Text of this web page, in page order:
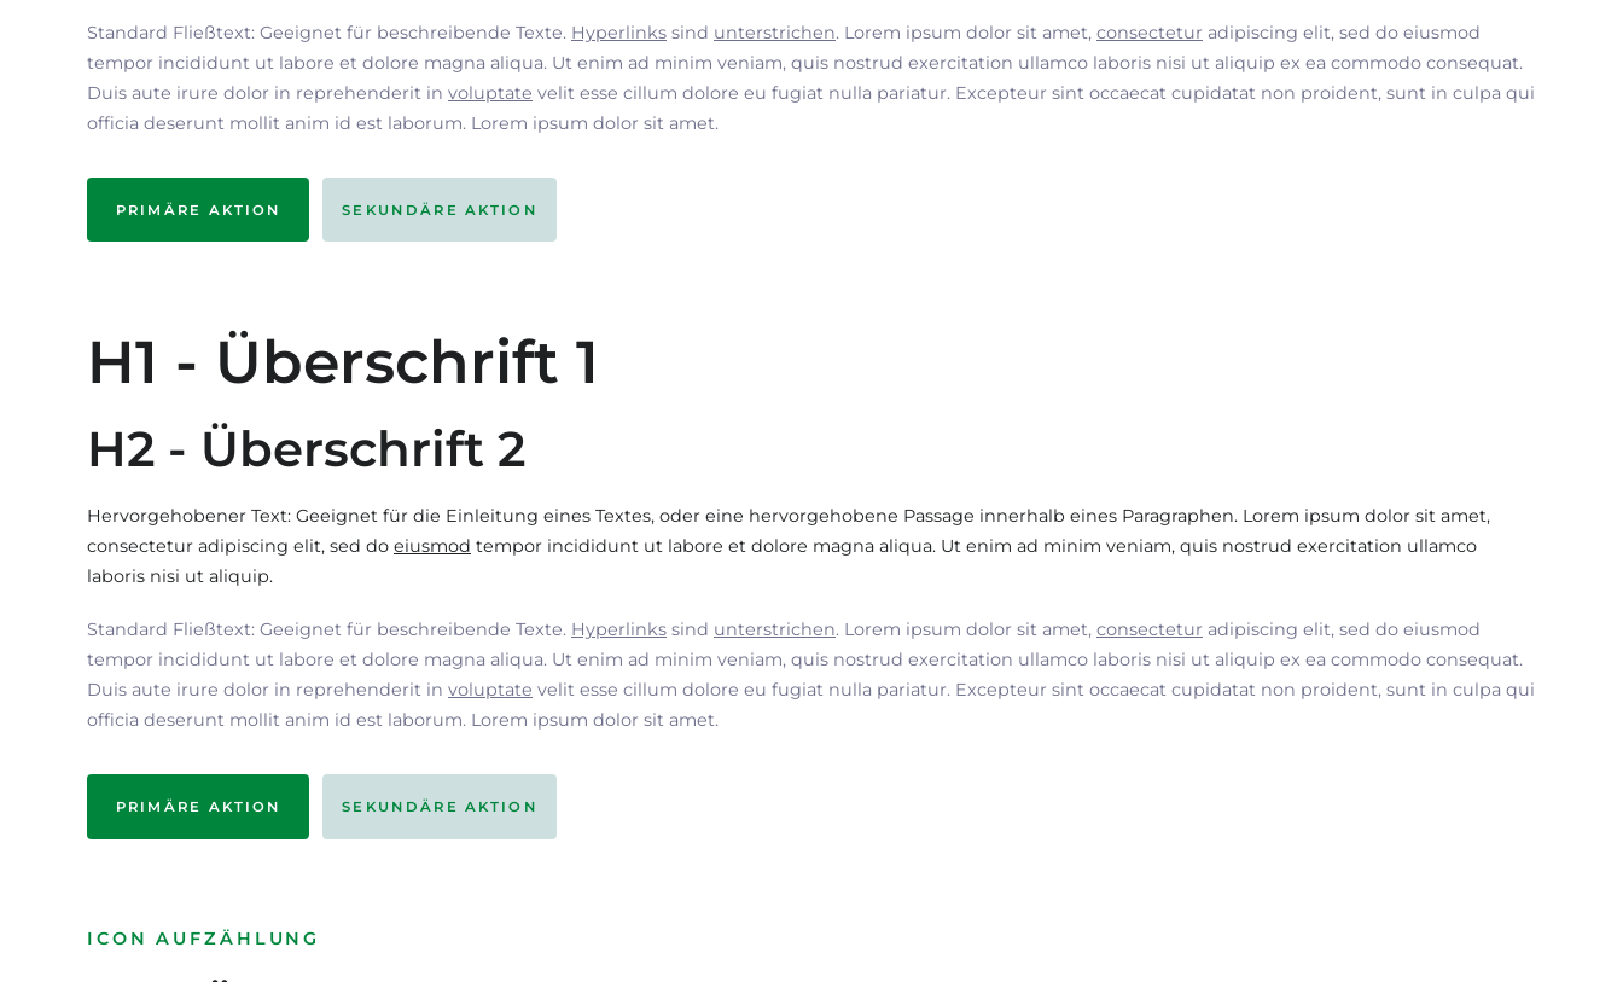
Standard Fließtext: Geeignet für beschreibende Texte. Hyperlinks sind unterstrichen. Lorem ipsum dolor sit amet, consectetur adipiscing elit, sed do eiusmod
tempor incididunt ut labore et dolore magna aliqua. Ut enim ad minim veniam, quis nostrud exercitation ullamco laboris nisi ut aliquip ex ea commodo consequat.
Duis aute irure dolor in reprehenderit in voluptate velit esse cillum dolore eu fugiat nulla pariatur. Excepteur sint occaecat cupidatat non proident, sunt in culpa qui
officia deserunt mollit anim id est laborum. Lorem ipsum dolor sit amet.
PRIMÄRE AKTION SEKUNDÄRE AKTION
H1 - Überschrift 1
H2 - Überschrift 2
Hervorgehobener Text: Geeignet für die Einleitung eines Textes, oder eine hervorgehobene Passage innerhalb eines Paragraphen. Lorem ipsum dolor sit amet,
consectetur adipiscing elit, sed do eiusmod tempor incididunt ut labore et dolore magna aliqua. Ut enim ad minim veniam, quis nostrud exercitation ullamco
laboris nisi ut aliquip.
Standard Fließtext: Geeignet für beschreibende Texte. Hyperlinks sind unterstrichen. Lorem ipsum dolor sit amet, consectetur adipiscing elit, sed do eiusmod
tempor incididunt ut labore et dolore magna aliqua. Ut enim ad minim veniam, quis nostrud exercitation ullamco laboris nisi ut aliquip ex ea commodo consequat.
Duis aute irure dolor in reprehenderit in voluptate velit esse cillum dolore eu fugiat nulla pariatur. Excepteur sint occaecat cupidatat non proident, sunt in culpa qui
officia deserunt mollit anim id est laborum. Lorem ipsum dolor sit amet.
PRIMÄRE AKTION SEKUNDÄRE AKTION
ICON AUFZÄHLUNG